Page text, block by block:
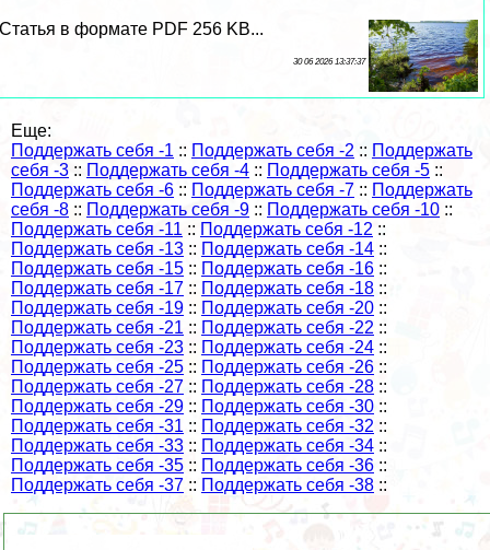
Статья в формате PDF 256 KB...
30 06 2026 13:37:37
Еще:
Поддержать себя -1 :: Поддержать себя -2 :: Поддержать
себя -3 :: Поддержать себя -4 :: Поддержать себя -5 ::
Поддержать себя -6 :: Поддержать себя -7 :: Поддержать
себя -8 :: Поддержать себя -9 :: Поддержать себя -10 ::
Поддержать себя -11 :: Поддержать себя -12 ::
Поддержать себя -13 :: Поддержать себя -14 ::
Поддержать себя -15 :: Поддержать себя -16 ::
Поддержать себя -17 :: Поддержать себя -18 ::
Поддержать себя -19 :: Поддержать себя -20 ::
Поддержать себя -21 :: Поддержать себя -22 ::
Поддержать себя -23 :: Поддержать себя -24 ::
Поддержать себя -25 :: Поддержать себя -26 ::
Поддержать себя -27 :: Поддержать себя -28 ::
Поддержать себя -29 :: Поддержать себя -30 ::
Поддержать себя -31 :: Поддержать себя -32 ::
Поддержать себя -33 :: Поддержать себя -34 ::
Поддержать себя -35 :: Поддержать себя -36 ::
Поддержать себя -37 :: Поддержать себя -38 ::